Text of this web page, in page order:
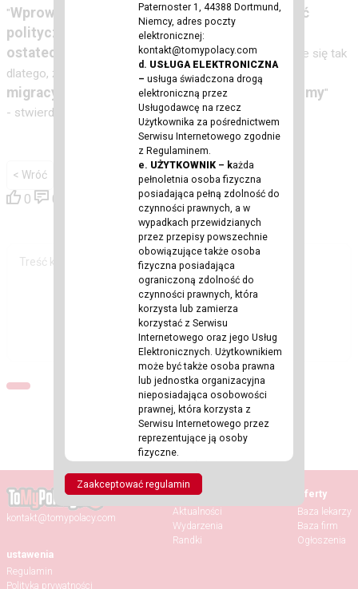
Paternoster 1, 44388 Dortmund,
Niemcy, adres poczty
elektronicznej:
kontakt@tomypolacy.com
d. USŁUGA ELEKTRONICZNA
–usługa świadczona drogą
elektroniczną przez
Usługodawcę na rzecz
Użytkownika za pośrednictwem
Serwisu Internetowego zgodnie
z Regulaminem.
e. UŻYTKOWNIK – każda
pełnoletnia osoba fizyczna
posiadająca pełną zdolność do
czynności prawnych, a w
wypadkach przewidzianych
przez przepisy powszechnie
obowiązujące także osoba
fizyczna posiadająca
ograniczoną zdolność do
czynności prawnych, która
korzysta lub zamierza
korzystać z Serwisu
Internetowego oraz jego Usług
Elektronicznych. Użytkownikiem
może być także osoba prawna
lub jednostka organizacyjna
nieposiadająca osobowości
prawnej, która korzysta z
Serwisu Internetowego przez
reprezentujące ją osoby
fizyczne.
KONTO–Usługa Elektroniczna,
oznaczony indywidualną nazwą
(loginem) oraz hasłem
podanym przez Użytkownika
zbiór zasobów i
Zaakceptować regulamin
"Wprowadzenie kontroli granicznych może być
politycznie konieczne w krótkim okresie, ale
ostatecznie prowadzi do ślepego zaułka.
Dzieje się tak
dlatego, że
kontrole nie rozwiązują problemów
migracyjnych, a jedynie uwypuklają ich symptomy"
- stwierdza doświadczony dyplomata.
< Wróć
0 0
kontakt@tomypolacy.com
Strona główna
Aktualności
Wydarzenia
Randki
Oferty
Baza lekarzy
Baza firm
Ogłoszenia
ustawenia
Regulamin
Polityka prywatności